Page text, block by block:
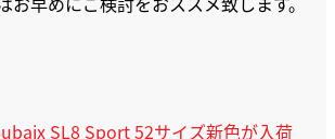
SL8 Sport 52サイズ新色が入荷